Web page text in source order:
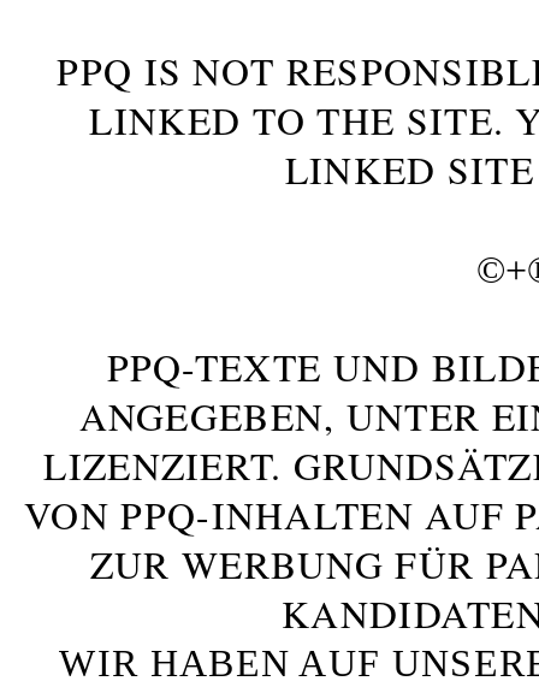
PPQ IS NOT
LINKED TO THE SITE.
LINKED
©+
PPQ-TEXTE UND
ANGEGEBEN, UNTER
LIZENZIERT.
VON PPQ-INHALTEN AUF
ZUR WERBUNG FÜR
WIR HABEN AUF